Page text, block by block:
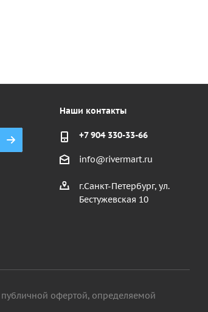
Наши контакты
+7 904 330-33-66
info@rivermart.ru
г.Санкт-Петербург, ул.
Бестужевская 10
офертой, определяемой